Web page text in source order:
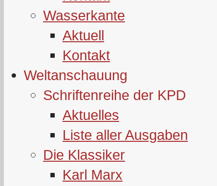
Wasserkante
Aktuell
Kontakt
Weltanschauung
Schriftenreihe der KPD
Aktuelles
Liste aller Ausgaben
Die Klassiker
Karl Marx